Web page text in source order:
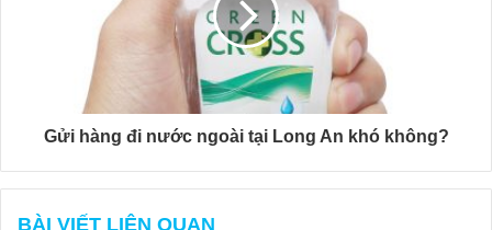
Gửi hàng đi nước ngoài tại Long An khó không?
BÀI VIẾT LIÊN QUAN